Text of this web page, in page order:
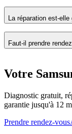
La réparation est-elle
Faut-il prendre
Votre
Diagnostic gratuit,
garantie jusqu'à 12
Prendre rendez-vous